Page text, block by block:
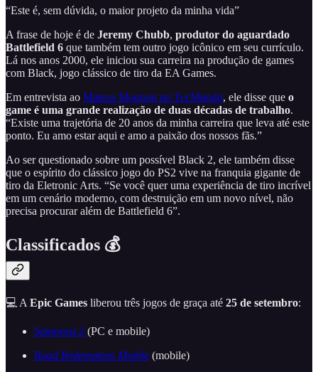
“Este é, sem dúvida, o maior projeto da minha vida”
A frase de hoje é de Jeremy Chubb, produtor do aguardado
Battlefield 6 que também tem outro jogo icônico em seu currículo.
Lá nos anos 2000, ele iniciou sua carreira na produção de games
com Black, jogo clássico de tiro da EA Games.
Em entrevista ao Mateus Mognon no TecMundo, ele disse que o
game é uma grande realização de duas décadas de trabalho.
“Existe uma trajetória de 20 anos da minha carreira que leva até este
ponto. Eu amo estar aqui e amo a paixão dos nossos fãs.”
Ao ser questionado sobre um possível Black 2, ele também disse
que o espírito do clássico jogo do PS2 vive na franquia gigante de
tiro da Eletronic Arts. “Se você quer uma experiência de tiro incrível
em um cenário moderno, com destruição em um novo nível, não
precisa procurar além de Battlefield 6”.
Classificados 💰
💻 A Epic Games liberou três jogos de graça até 25 de setembro:
Samorost 2 (PC e mobile)
Road Redemption Mobile (mobile)